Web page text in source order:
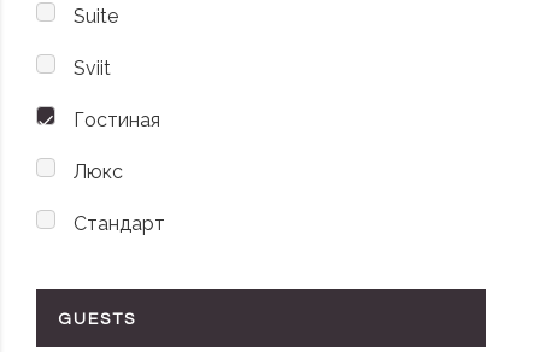
Suite
Sviit
Гостиная
Люкс
Стандарт
GUESTS